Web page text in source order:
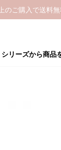
ご購入で送料無
シリーズから商品